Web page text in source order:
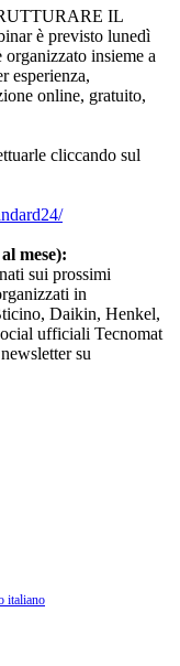
IL
è previsto lunedì
insieme a
esperienza,
online, gratuito,
cliccando sul
mese):
sui prossimi
in
Daikin, Henkel,
ufficiali Tecnomat
su
italiano